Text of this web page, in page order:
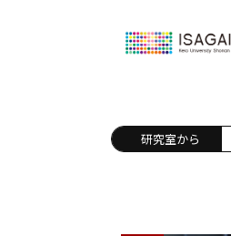
研究室から